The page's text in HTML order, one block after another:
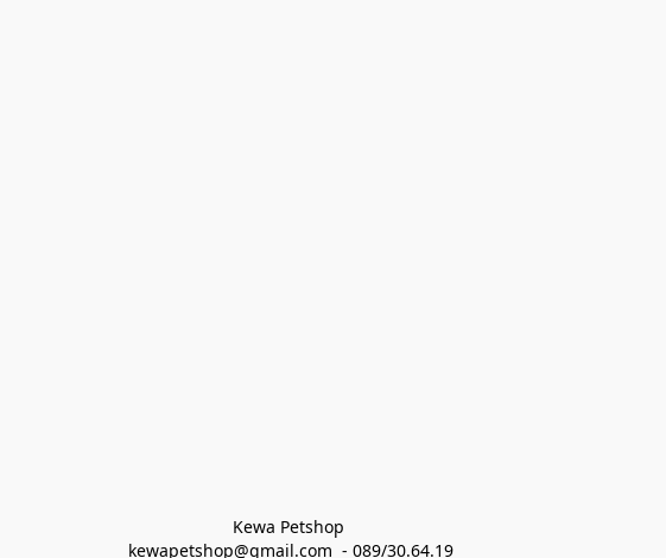
Kewa Petshop
kewapetshop@gmail.com  - 089/30.64.19